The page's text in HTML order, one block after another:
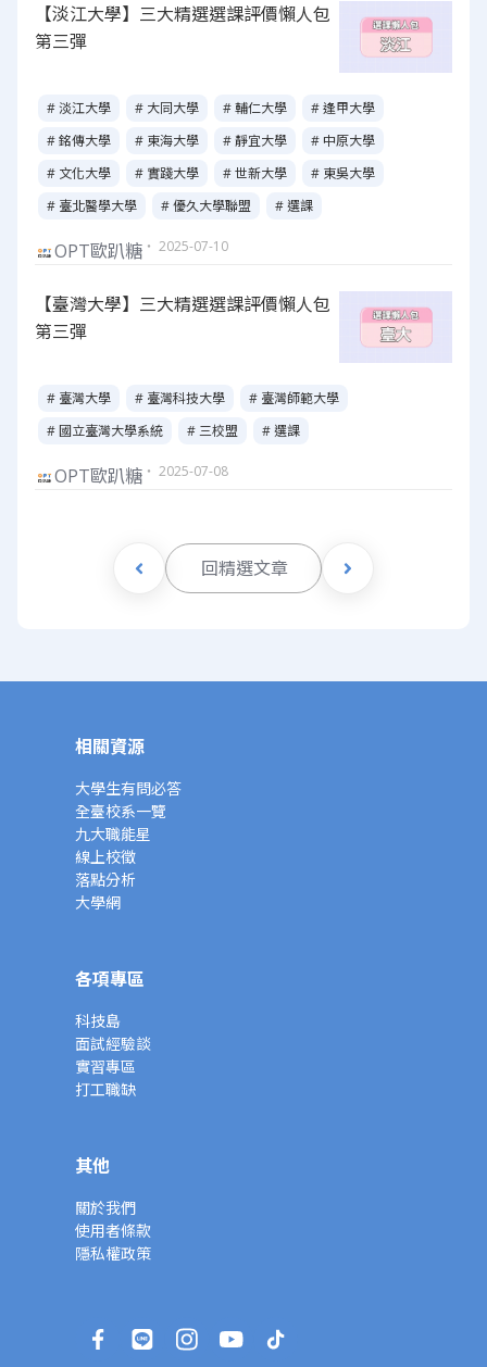
【淡江大學】三大精選選課評價懶人包
第三彈
# 淡江大學 # 大同大學 # 輔仁大學
# 逢甲大學
# 銘傳大學
# 東海大學 # 靜宜大學
# 中原大學
# 文化大學
# 實踐大學 # 世新大學
# 東吳大學
# 臺北醫學大學
# 優久大學聯盟 # 選課
OPT歐趴糖 ・ 2025-07-10
【臺灣大學】三大精選選課評價懶人包
第三彈
# 臺灣大學 # 臺灣科技大學
# 臺灣師範大學
# 國立臺灣大學系統
# 三校盟 # 選課
OPT歐趴糖 ・ 2025-07-08
回精選文章
相關資源
大學生有問必答
全臺校系一覽
九大職能星
線上校徵
落點分析
大學網
各項專區
科技島
面試經驗談
實習專區
打工職缺
其他
關於我們
使用者條款
隱私權政策